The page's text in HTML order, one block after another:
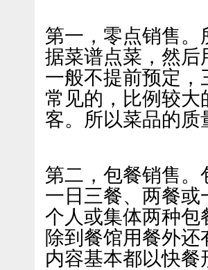
第一，零点销售
据菜谱点菜，然后
一般不提前预定
常见的，比例较
客。所以菜品的
第二，包餐销售
一日三餐、两餐
个人或集体两种包
除到餐馆用餐外
内容基本都以快餐